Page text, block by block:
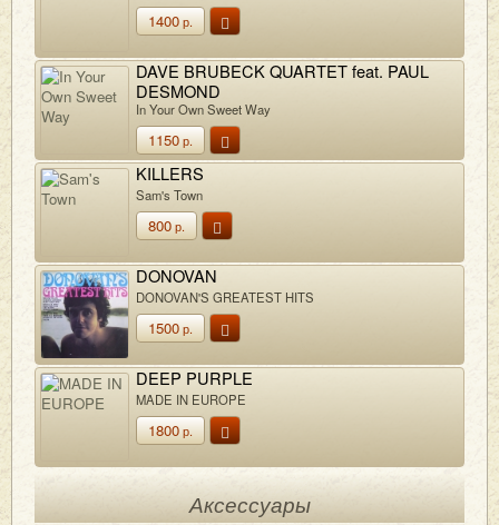
1400р.
DAVE BRUBECK QUARTET feat. PAUL
DESMOND
In Your Own Sweet Way
1150р.
KILLERS
Sam's Town
800р.
DONOVAN
DONOVAN'S GREATEST HITS
1500р.
DEEP PURPLE
MADE IN EUROPE
1800р.
Аксессуары